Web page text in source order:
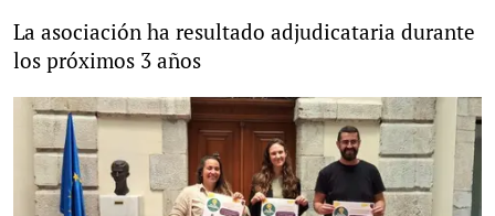
La asociación ha resultado adjudicataria durante
los próximos 3 años